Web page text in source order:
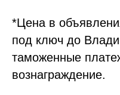
*Цена в
под ключ до
таможенные
вознаграждение.